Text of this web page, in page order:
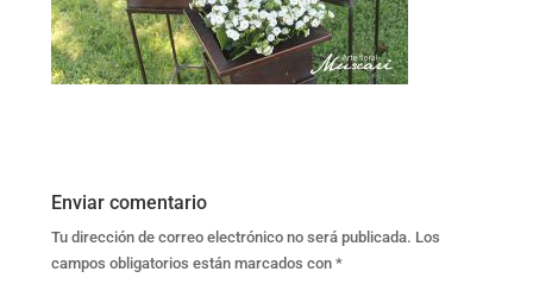
Enviar comentario
Tu dirección de correo electrónico no será publicada. Los
campos obligatorios están marcados con *